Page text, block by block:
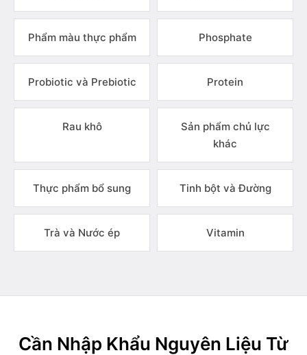
Phẩm màu thực phẩm Phosphate
Probiotic và Prebiotic Protein
Rau khô
Sản phẩm chủ lực
khác
Thực phẩm bổ sung Tinh bột và Đường
Trà và Nước ép Vitamin
Cần Nhập Khẩu Nguyên Liệu Từ